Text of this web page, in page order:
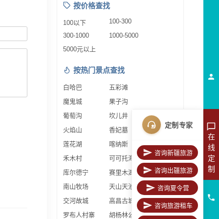
按价格查找
100以下
100-300
300-1000
1000-5000
5000元以上
按热门景点查找
白哈巴
五彩滩
魔鬼城
果子沟
葡萄沟
坎儿井
火焰山
香妃墓
莲花湖
喀纳斯
禾木村
可可托海
库尔德宁
赛里木湖
南山牧场
天山天池
交河故城
高昌古城
罗布人村寨
胡杨林公园
在
线
定
制
定制专家
咨询新疆旅游
咨询出疆旅游
咨询夏令营
咨询旅游租车